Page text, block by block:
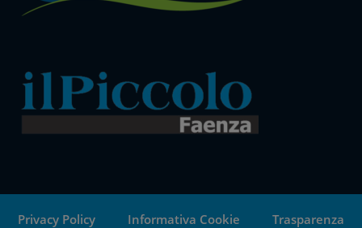
Privacy Policy Informativa Cookie Trasparenza